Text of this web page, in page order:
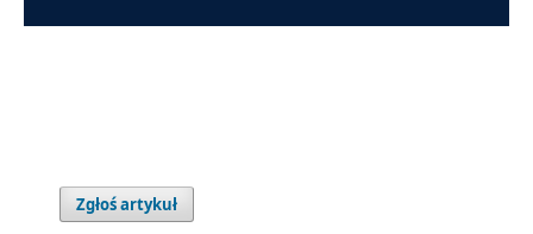
Zgłoś artykuł